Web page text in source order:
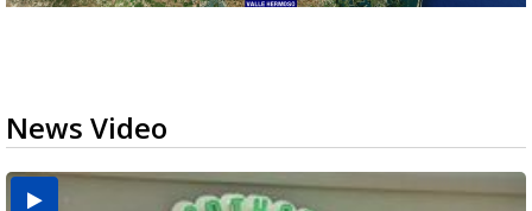
News Video